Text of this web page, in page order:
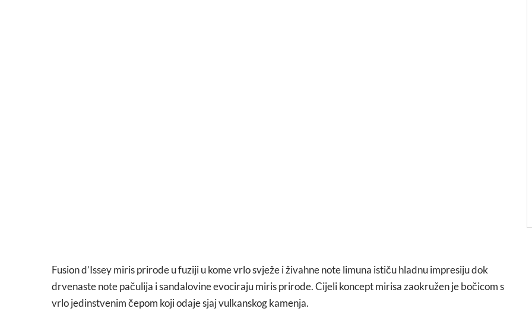
Fusion d’Issey miris prirode u fuziji u kome vrlo svježe i živahne note limuna ističu hladnu impresiju dok
drvenaste note pačulija i sandalovine evociraju miris prirode. Cijeli koncept mirisa zaokružen je bočicom s
vrlo jedinstvenim čepom koji odaje sjaj vulkanskog kamenja.